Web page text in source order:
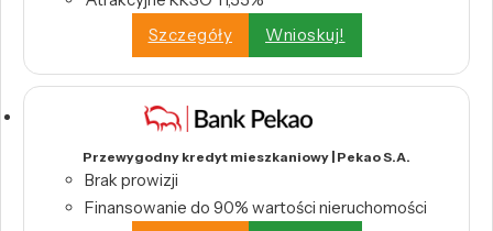
Szczegóły
Wnioskuj!
Przewygodny kredyt mieszkaniowy | Pekao S.A.
Brak prowizji
Finansowanie do 90% wartości nieruchomości